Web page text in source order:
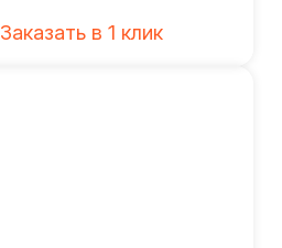
Заказать в 1 клик